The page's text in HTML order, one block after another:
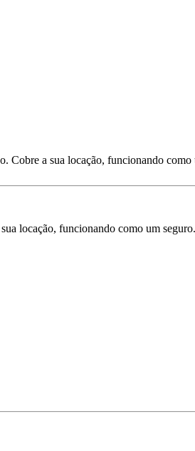
Cobre a sua locação, funcionando
locação, funcionando como um